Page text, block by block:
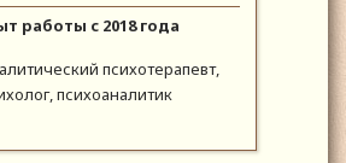
работы с 2018 года
психотерапевт,
психоаналитик